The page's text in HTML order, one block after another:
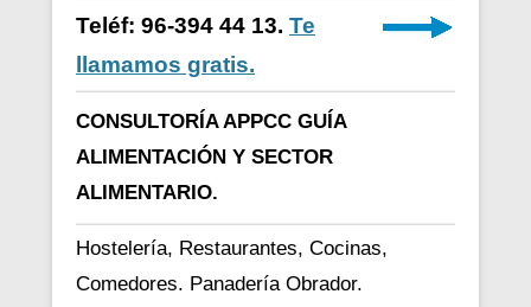
Teléf: 96-394 44 13. Te
llamamos gratis.
CONSULTORÍA APPCC GUÍA
ALIMENTACIÓN Y SECTOR
ALIMENTARIO.
Hostelería, Restaurantes, Cocinas,
Comedores. Panadería Obrador.